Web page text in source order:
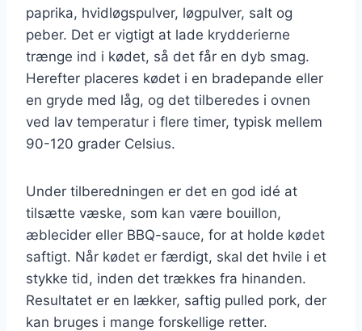
paprika, hvidløgspulver, løgpulver, salt og
peber. Det er vigtigt at lade krydderierne
trænge ind i kødet, så det får en dyb smag.
Herefter placeres kødet i en bradepande eller
en gryde med låg, og det tilberedes i ovnen
ved lav temperatur i flere timer, typisk mellem
90-120 grader Celsius.
Under tilberedningen er det en god idé at
tilsætte væske, som kan være bouillon,
æblecider eller BBQ-sauce, for at holde kødet
saftigt. Når kødet er færdigt, skal det hvile i et
stykke tid, inden det trækkes fra hinanden.
Resultatet er en lækker, saftig pulled pork, der
kan bruges i mange forskellige retter.